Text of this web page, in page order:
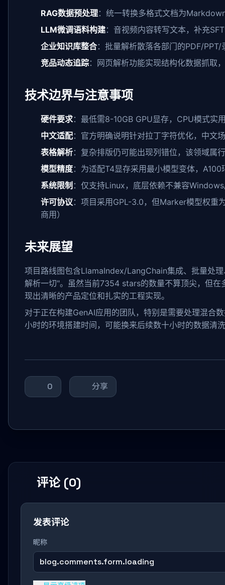
RAG数据预处理：统一转换多格式文档为
LLM微调语料构建：音视频内容转写文本，补充
企业知识库整合：批量解析散落各部门的PDF/
竞品动态追踪：网页解析功能实现结构化数据抓取
技术边界与注意事项
硬件要求：最低需8-10GB GPU显存，CPU模式实
中文适配：官方明确说明针对拉丁字符优化，中文
表格解析：复杂排版仍可能出现列错位，该领域属
模型精度：为适配T4显存采用最小模型变体，
系统限制 ：仅支持Linux，底层依赖不兼容
许可协议：项目采用GPL-3.0，但Marker模型权
商用）
未来展望
项目路线图包含LlamaIndex/LangChain集成、批量处
解析一切"。虽然当前7354 stars的数量不算顶尖，但
现出清晰的产品定位和扎实的工程实现。
对于正在构建GenAI应用的团队，特别是需要处理混合
小时的环境搭建时间，可能换来后续数十小时的数据清
0 分享
评论 (0)
发表评论
昵称
blog.comments.form.loading